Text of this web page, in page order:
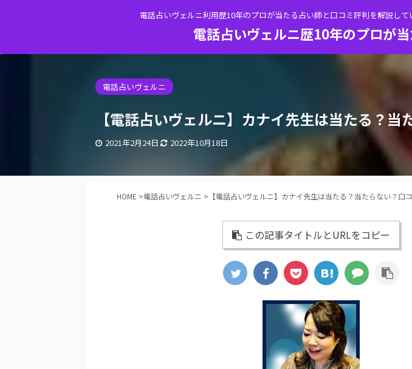
電話占いヴェルニ利用歴10年のプロが当たる占い師と口コミ評判を解説し
電話占いヴェルニ歴10年のプロが
電話占いヴェルニ
【電話占いヴェルニ】カナイ先生は当たる？当
2021年2月24日 2022年10月18日
HOME >電話占いヴェルニ > 【電話占いヴェルニ】カナイ先生は当たる？当たらない？口
この記事タイトルとURLをコピー